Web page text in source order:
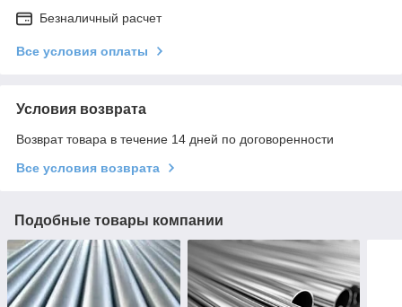
Безналичный расчет
Все условия оплаты
Условия возврата
Возврат товара в течение 14 дней по договоренности
Все условия возврата
Подобные товары компании